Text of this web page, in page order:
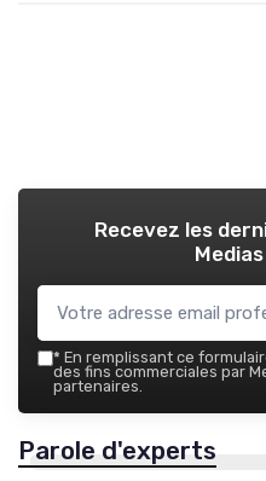
Recevez les
* En remplissant ce
des fins commerciales par
partenaires.
Parole d'experts